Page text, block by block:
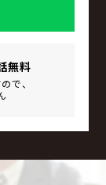
無料
で、